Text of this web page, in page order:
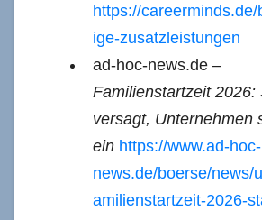
https://careerminds.de/
ige-zusatzleistungen
ad-hoc-news.de –
Familienstartzeit 2026:
versagt, Unternehmen
ein https://www.ad-hoc-
news.de/boerse/news/
amilienstartzeit-2026-